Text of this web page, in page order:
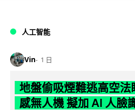
人工智能
Vin 1 日
地盤偷吸煙難逃高空法
感無人機 擬加 AI 人臉